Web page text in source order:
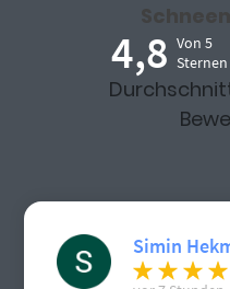
4,8 Von 5
Sternen
Simin